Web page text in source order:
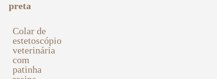
Colar de
estetoscópio
veterinária
com
patinha